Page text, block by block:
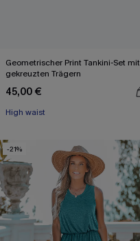
Geometrischer Print Tankini-Set mit
gekreuzten Trägern
45,00 €
High waist
-21%